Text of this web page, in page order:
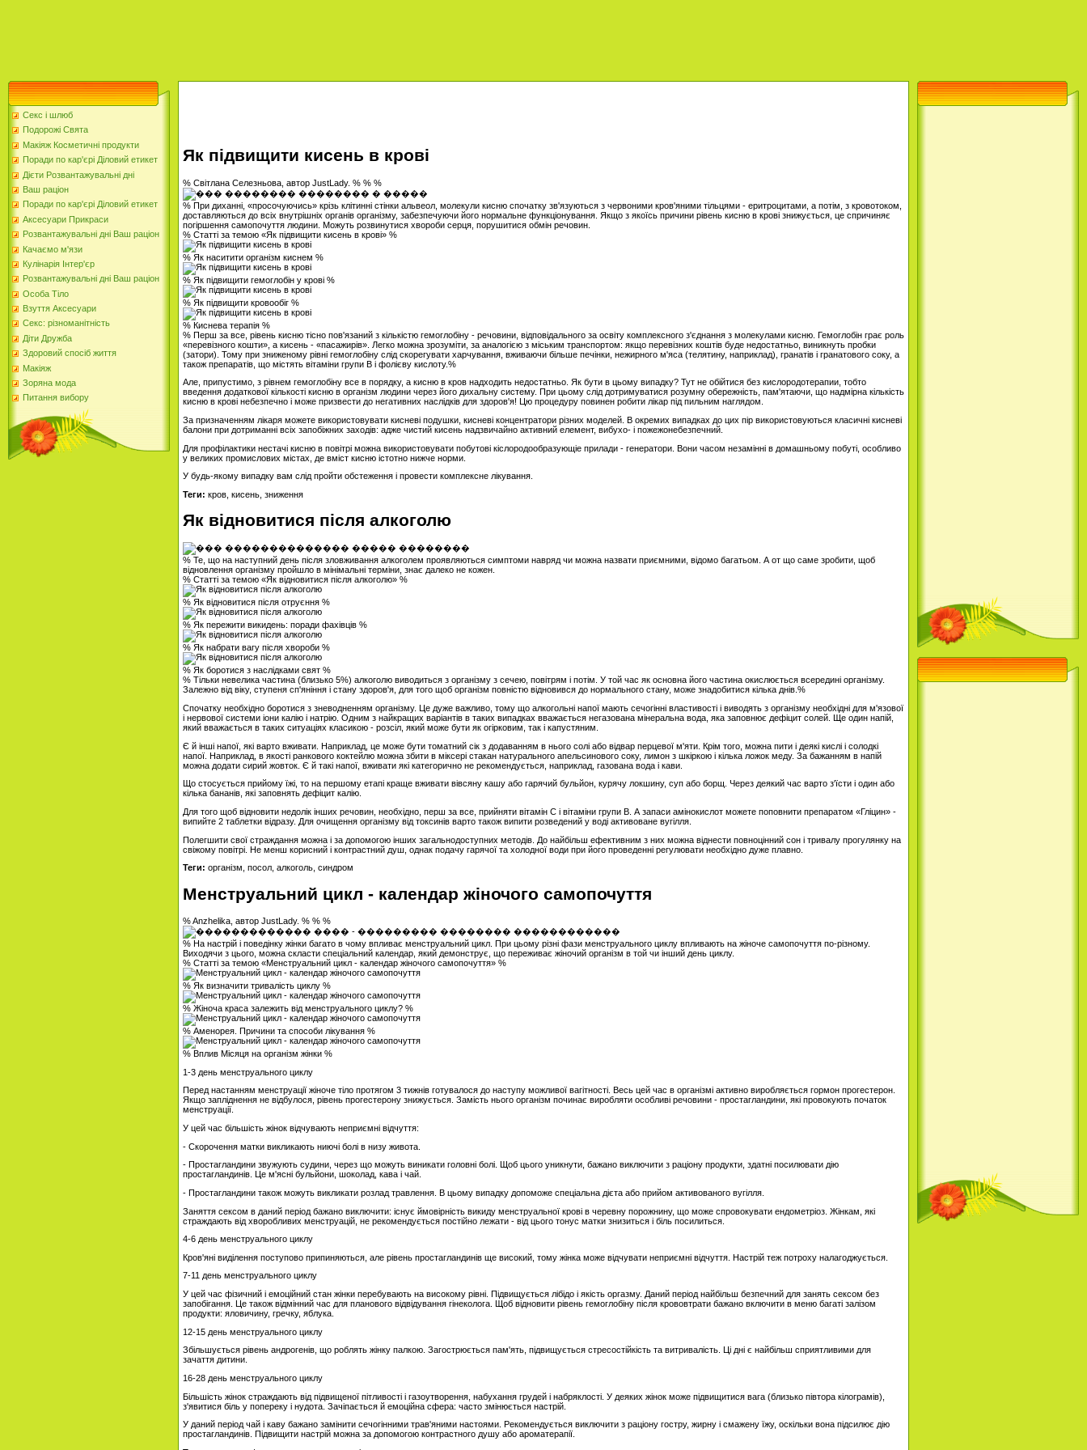
Секс і шлюб
Подорожі Свята
Макіяж Косметичні продукти
Поради по кар'єрі Діловий етикет
Дієти Розвантажувальні дні
Ваш раціон
Поради по кар'єрі Діловий етикет
Аксесуари Прикраси
Розвантажувальні дні Ваш раціон
Качаємо м'язи
Кулінарія Інтер'єр
Розвантажувальні дні Ваш раціон
Особа Тіло
Взуття Аксесуари
Секс: різноманітність
Діти Дружба
Здоровий спосіб життя
Макіяж
Зоряна мода
Питання вибору
Як підвищити кисень в крові
% Світлана Селезньова, автор JustLady. % % %
% При диханні, «просочуючись» крізь клітинні стінки альвеол, молекули кисню спочатку зв'язуються з червоними кров'яними тільцями - еритроцитами, а потім, з кровотоком,
доставляються до всіх внутрішніх органів організму, забезпечуючи його нормальне функціонування. Якщо з якоїсь причини рівень кисню в крові знижується, це спричиняє
погіршення самопочуття людини. Можуть розвинутися хвороби серця, порушитися обмін речовин.
% Статті за темою «Як підвищити кисень в крові» %
% Як наситити організм киснем %
% Як підвищити гемоглобін у крові %
% Як підвищити кровообіг %
% Киснева терапія %
% Перш за все, рівень кисню тісно пов'язаний з кількістю гемоглобіну - речовини, відповідального за освіту комплексного з'єднання з молекулами кисню. Гемоглобін грає роль
«перевізного кошти», а кисень - «пасажирів». Легко можна зрозуміти, за аналогією з міським транспортом: якщо перевізних коштів буде недостатньо, виникнуть пробки
(затори). Тому при зниженому рівні гемоглобіну слід скорегувати харчування, вживаючи більше печінки, нежирного м'яса (телятину, наприклад), гранатів і гранатового соку, а
також препаратів, що містять вітаміни групи В і фолієву кислоту.%
Але, припустимо, з рівнем гемоглобіну все в порядку, а кисню в кров надходить недостатньо. Як бути в цьому випадку? Тут не обійтися без кислородотерапии, тобто
введення додаткової кількості кисню в організм людини через його дихальну систему. При цьому слід дотримуватися розумну обережність, пам'ятаючи, що надмірна кількість
кисню в крові небезпечно і може призвести до негативних наслідків для здоров'я! Цю процедуру повинен робити лікар під пильним наглядом.
За призначенням лікаря можете використовувати кисневі подушки, кисневі концентратори різних моделей. В окремих випадках до цих пір використовуються класичні кисневі
балони при дотриманні всіх запобіжних заходів: адже чистий кисень надзвичайно активний елемент, вибухо- і пожежонебезпечний.
Для профілактики нестачі кисню в повітрі можна використовувати побутові кіслородообразующіе прилади - генератори. Вони часом незамінні в домашньому побуті, особливо
у великих промислових містах, де вміст кисню істотно нижче норми.
У будь-якому випадку вам слід пройти обстеження і провести комплексне лікування.
Теги: кров, кисень, зниження
Як відновитися після алкоголю
% Те, що на наступний день після зловживання алкоголем проявляються симптоми навряд чи можна назвати приємними, відомо багатьом. А от що саме зробити, щоб
відновлення організму пройшло в мінімальні терміни, знає далеко не кожен.
% Статті за темою «Як відновитися після алкоголю» %
% Як відновитися після отруєння %
% Як пережити викидень: поради фахівців %
% Як набрати вагу після хвороби %
% Як боротися з наслідками свят %
% Тільки невелика частина (близько 5%) алкоголю виводиться з організму з сечею, повітрям і потім. У той час як основна його частина окислюється всередині організму.
Залежно від віку, ступеня сп'яніння і стану здоров'я, для того щоб організм повністю відновився до нормального стану, може знадобитися кілька днів.%
Спочатку необхідно боротися з зневодненням організму. Це дуже важливо, тому що алкогольні напої мають сечогінні властивості і виводять з організму необхідні для м'язової
і нервової системи іони калію і натрію. Одним з найкращих варіантів в таких випадках вважається негазована мінеральна вода, яка заповнює дефіцит солей. Ще один напій,
який вважається в таких ситуаціях класикою - розсіл, який може бути як огірковим, так і капустяним.
Є й інші напої, які варто вживати. Наприклад, це може бути томатний сік з додаванням в нього солі або відвар перцевої м'яти. Крім того, можна пити і деякі кислі і солодкі
напої. Наприклад, в якості ранкового коктейлю можна збити в міксері стакан натурального апельсинового соку, лимон з шкіркою і кілька ложок меду. За бажанням в напій
можна додати сирий жовток. Є й такі напої, вживати які категорично не рекомендується, наприклад, газована вода і кави.
Що стосується прийому їжі, то на першому етапі краще вживати вівсяну кашу або гарячий бульйон, курячу локшину, суп або борщ. Через деякий час варто з'їсти і один або
кілька бананів, які заповнять дефіцит калію.
Для того щоб відновити недолік інших речовин, необхідно, перш за все, прийняти вітамін C і вітаміни групи B. А запаси амінокислот можете поповнити препаратом «Гліцин» -
випийте 2 таблетки відразу. Для очищення організму від токсинів варто також випити розведений у воді активоване вугілля.
Полегшити свої страждання можна і за допомогою інших загальнодоступних методів. До найбільш ефективним з них можна віднести повноцінний сон і тривалу прогулянку на
свіжому повітрі. Не менш корисний і контрастний душ, однак подачу гарячої та холодної води при його проведенні регулювати необхідно дуже плавно.
Теги: організм, посол, алкоголь, синдром
Менструальний цикл - календар жіночого самопочуття
% Anzhelika, автор JustLady. % % %
% На настрій і поведінку жінки багато в чому впливає менструальний цикл. При цьому різні фази менструального циклу впливають на жіноче самопочуття по-різному.
Виходячи з цього, можна скласти спеціальний календар, який демонструє, що переживає жіночий організм в той чи інший день циклу.
% Статті за темою «Менструальний цикл - календар жіночого самопочуття» %
% Як визначити тривалість циклу %
% Жіноча краса залежить від менструального циклу? %
% Аменорея. Причини та способи лікування %
% Вплив Місяця на організм жінки %
1-3 день менструального циклу
Перед настанням менструації жіноче тіло протягом 3 тижнів готувалося до наступу можливої ​​вагітності. Весь цей час в організмі активно виробляється гормон прогестерон.
Якщо запліднення не відбулося, рівень прогестерону знижується. Замість нього організм починає виробляти особливі речовини - простагландини, які провокують початок
менструації.
У цей час більшість жінок відчувають неприємні відчуття:
- Скорочення матки викликають ниючі болі в низу живота.
- Простагландини звужують судини, через що можуть виникати головні болі. Щоб цього уникнути, бажано виключити з раціону продукти, здатні посилювати дію
простагландинів. Це м'ясні бульйони, шоколад, кава і чай.
- Простагландини також можуть викликати розлад травлення. В цьому випадку допоможе спеціальна дієта або прийом активованого вугілля.
Заняття сексом в даний період бажано виключити: існує ймовірність викиду менструальної крові в черевну порожнину, що може спровокувати ендометріоз. Жінкам, які
страждають від хворобливих менструацій, не рекомендується постійно лежати - від цього тонус матки знизиться і біль посилиться.
4-6 день менструального циклу
Кров'яні виділення поступово припиняються, але рівень простагландинів ще високий, тому жінка може відчувати неприємні відчуття. Настрій теж потроху налагоджується.
7-11 день менструального циклу
У цей час фізичний і емоційний стан жінки перебувають на високому рівні. Підвищується лібідо і якість оргазму. Даний період найбільш безпечний для занять сексом без
запобігання. Це також відмінний час для планового відвідування гінеколога. Щоб відновити рівень гемоглобіну після крововтрати бажано включити в меню багаті залізом
продукти: яловичину, гречку, яблука.
12-15 день менструального циклу
Збільшується рівень андрогенів, що роблять жінку палкою. Загострюється пам'ять, підвищується стресостійкість та витривалість. Ці дні є найбільш сприятливими для
зачаття дитини.
16-28 день менструального циклу
Більшість жінок страждають від підвищеної пітливості і газоутворення, набухання грудей і набряклості. У деяких жінок може підвищитися вага (близько півтора кілограмів),
з'явитися біль у попереку і нудота. Зачіпається й емоційна сфера: часто змінюється настрій.
У даний період чай і каву бажано замінити сечогінними трав'яними настоями. Рекомендується виключити з раціону гостру, жирну і смажену їжу, оскільки вона підсилює дію
простагландинів. Підвищити настрій можна за допомогою контрастного душу або ароматерапії.